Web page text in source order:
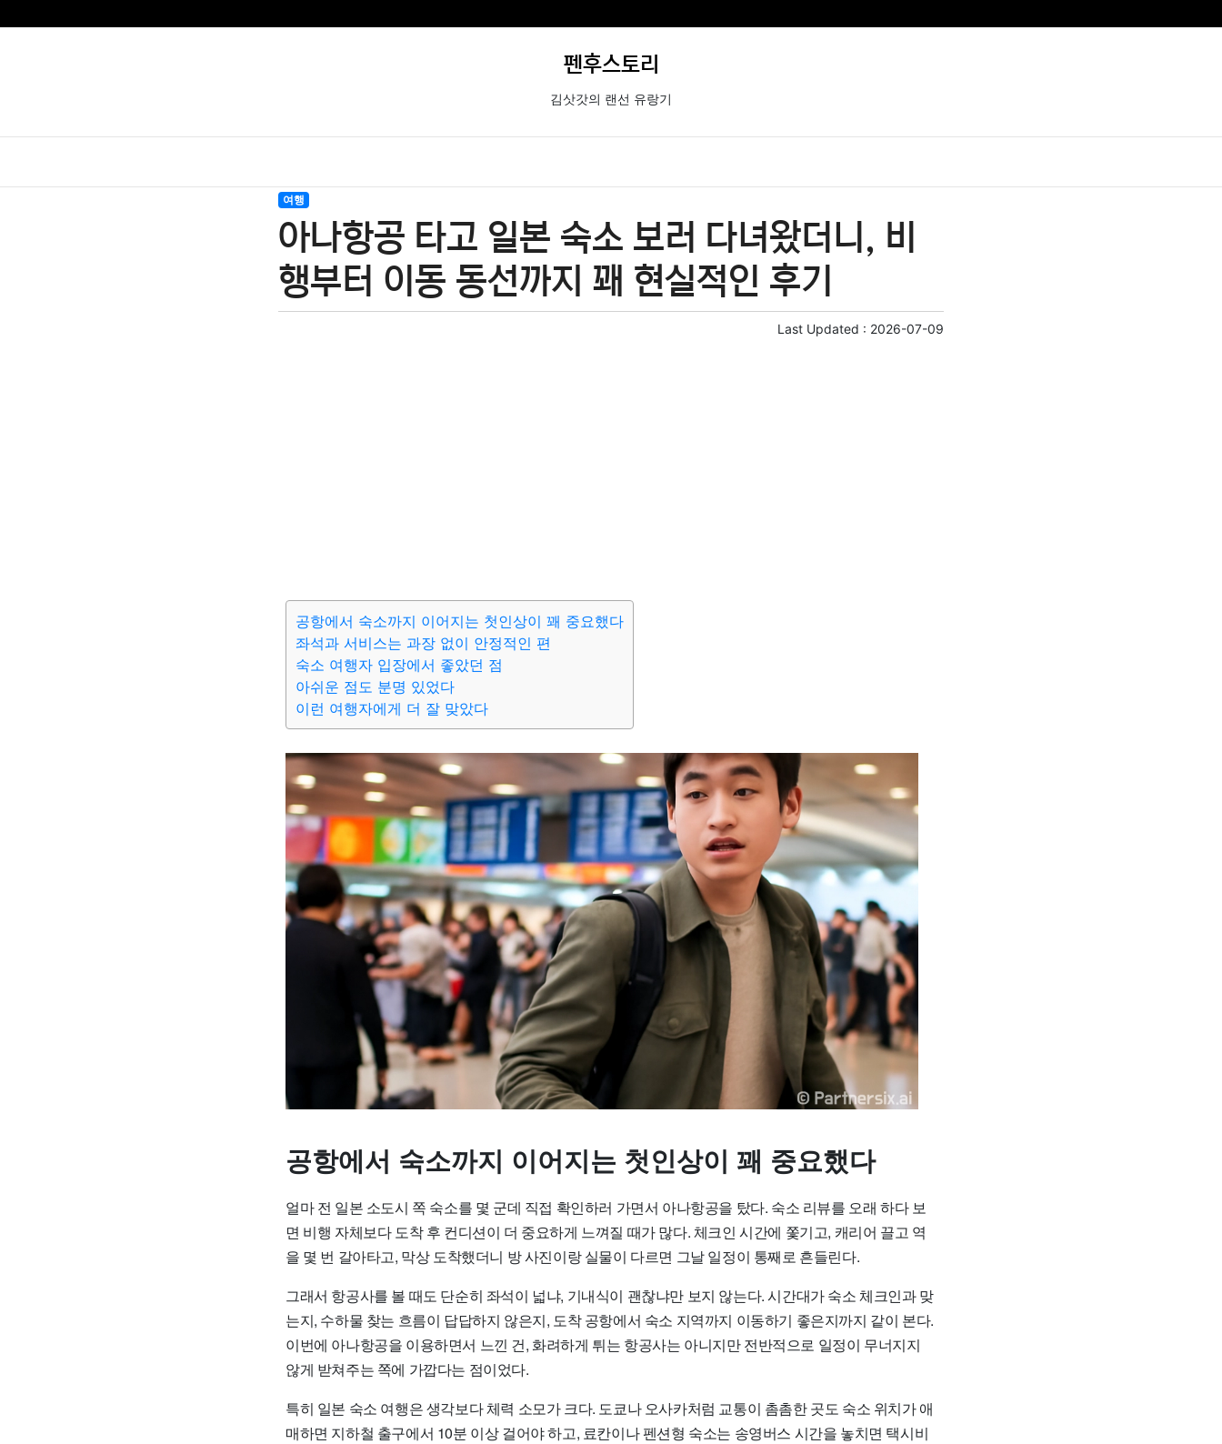
펜후스토리
김삿갓의 랜선 유랑기
여행
아나항공 타고 일본 숙소 보러 다녀왔더니, 비
행부터 이동 동선까지 꽤 현실적인 후기
Last Updated : 2026-07-09
공항에서 숙소까지 이어지는 첫인상이 꽤 중요했다
좌석과 서비스는 과장 없이 안정적인 편
숙소 여행자 입장에서 좋았던 점
아쉬운 점도 분명 있었다
이런 여행자에게 더 잘 맞았다
공항에서 숙소까지 이어지는 첫인상이 꽤 중요했다
얼마 전 일본 소도시 쪽 숙소를 몇 군데 직접 확인하러 가면서 아나항공을 탔다. 숙소 리뷰를 오래 하다 보
면 비행 자체보다 도착 후 컨디션이 더 중요하게 느껴질 때가 많다. 체크인 시간에 쫓기고, 캐리어 끌고 역
을 몇 번 갈아타고, 막상 도착했더니 방 사진이랑 실물이 다르면 그날 일정이 통째로 흔들린다.
그래서 항공사를 볼 때도 단순히 좌석이 넓냐, 기내식이 괜찮냐만 보지 않는다. 시간대가 숙소 체크인과 맞
는지, 수하물 찾는 흐름이 답답하지 않은지, 도착 공항에서 숙소 지역까지 이동하기 좋은지까지 같이 본다.
이번에 아나항공을 이용하면서 느낀 건, 화려하게 튀는 항공사는 아니지만 전반적으로 일정이 무너지지
않게 받쳐주는 쪽에 가깝다는 점이었다.
특히 일본 숙소 여행은 생각보다 체력 소모가 크다. 도쿄나 오사카처럼 교통이 촘촘한 곳도 숙소 위치가 애
매하면 지하철 출구에서 10분 이상 걸어야 하고, 료칸이나 펜션형 숙소는 송영버스 시간을 놓치면 택시비